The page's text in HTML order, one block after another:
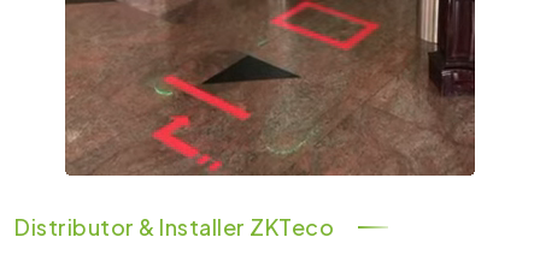
Distributor & Installer ZKTeco